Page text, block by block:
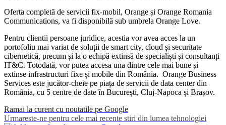
Oferta completă de servicii fix-mobil, Orange și Orange Romania
Communications, va fi disponibilă sub umbrela Orange Love.
Pentru clientii persoane juridice, acestia vor avea acces la un
portofoliu mai variat de soluții de smart city, cloud și securitate
cibernetică, precum și la o echipă extinsă de specialiști și consultanți
IT&C. Totodată, vor putea accesa una dintre cele mai bune și
extinse infrastructuri fixe și mobile din România. Orange Business
Services este jucător-cheie pe piața de servicii de data center din
România, cu 5 centre de date în București, Cluj-Napoca și Brașov.
Ramai la curent cu noutatile pe Google
Urmareste-ne pentru cele mai recente stiri din lumea tehnologiei